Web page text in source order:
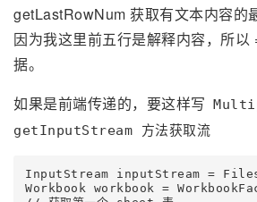
getLastRowNum 获取有文本内容的
因为我这里前五行是解释内容，所以
据。
如果是前端传递的，要这样写
getInputStream 方法获取流
InputStream inputStream =
Workbook workbook =